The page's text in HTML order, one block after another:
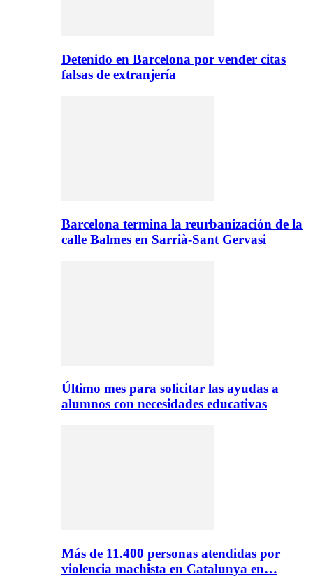
Detenido en Barcelona por vender citas
falsas de extranjería
Barcelona termina la reurbanización de la
calle Balmes en Sarrià-Sant Gervasi
Último mes para solicitar las ayudas a
alumnos con necesidades educativas
Más de 11.400 personas atendidas por
violencia machista en Catalunya en…